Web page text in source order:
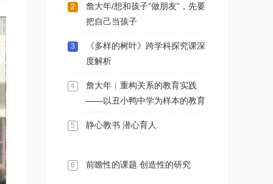
2
詹大年/想和孩子“做朋友”，先要
把自己当孩子
3
《多样的树叶》跨学科探究课深
度解析
4
詹大年︱重构关系的教育实践
——以丑小鸭中学为样本的教育
5 静心教书 潜心育人
6 前瞻性的课题 创造性的研究